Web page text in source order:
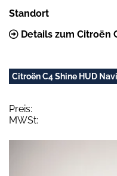
Standort
Details zum Citroën
Citroën C4 Shine HUD
Preis:
MWSt: